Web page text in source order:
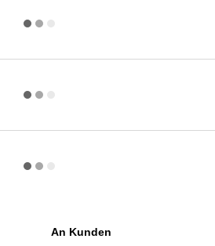
An Kunden